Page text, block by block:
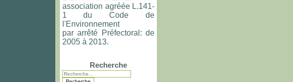
association agréée L.141-
1
du Code de
l'Environnement
par arrêté Préfectoral: de
2005 à 2013.
Recherche